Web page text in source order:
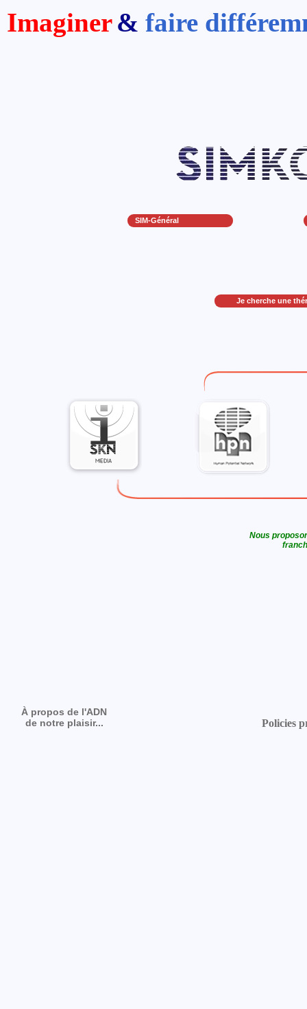
Imaginer& faire
SIM-Général
Je cherche une
Nous
À propos de l'ADN
de notre plaisir...
Policies